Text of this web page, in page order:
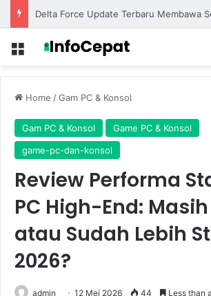
Menu
Home /Gam PC & Konsol
Gam PC & Konsol
Game PC & Konsol
game-pc-dan-konsol
Review Performa
PC High-End:
atau Sudah Lebih
2026?
admin 12 Mei 2026 44 Less than